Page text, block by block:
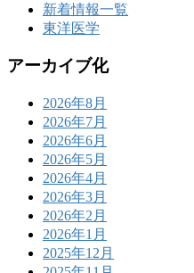
新着情報一覧
東洋医学
アーカイブ化
2026年8月
2026年7月
2026年6月
2026年5月
2026年4月
2026年3月
2026年2月
2026年1月
2025年12月